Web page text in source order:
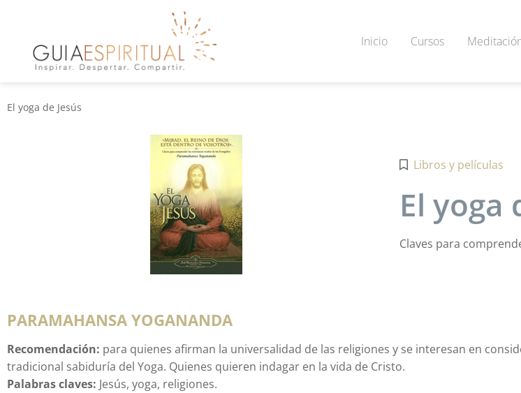
Inicio Cursos
El yoga de Jesús
Libros y películas
El yoga
Claves para
PARAMAHANSA YOGANANDA
Recomendación: para quienes afirman la universalidad de las religiones y se interesan en
tradicional sabiduría del Yoga. Quienes quieren indagar en la vida de Cristo.
Palabras claves: Jesús, yoga, religiones.